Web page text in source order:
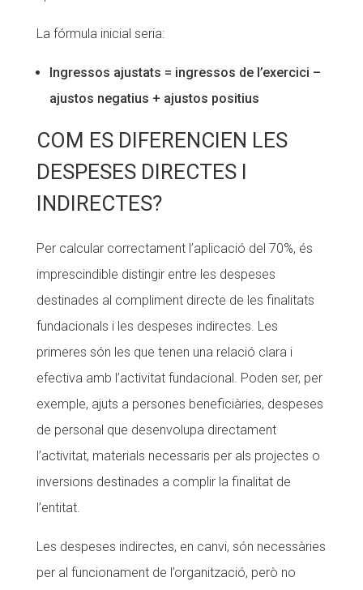
La fórmula inicial seria:
Ingressos ajustats = ingressos de l’exercici –
ajustos negatius + ajustos positius
COM ES DIFERENCIEN LES
DESPESES DIRECTES I
INDIRECTES?
Per calcular correctament l’aplicació del 70%, és
imprescindible distingir entre les despeses
destinades al compliment directe de les finalitats
fundacionals i les despeses indirectes. Les
primeres són les que tenen una relació clara i
efectiva amb l’activitat fundacional. Poden ser, per
exemple, ajuts a persones beneficiàries, despeses
de personal que desenvolupa directament
l’activitat, materials necessaris per als projectes o
inversions destinades a complir la finalitat de
l’entitat.
Les despeses indirectes, en canvi, són necessàries
per al funcionament de l’organització, però no